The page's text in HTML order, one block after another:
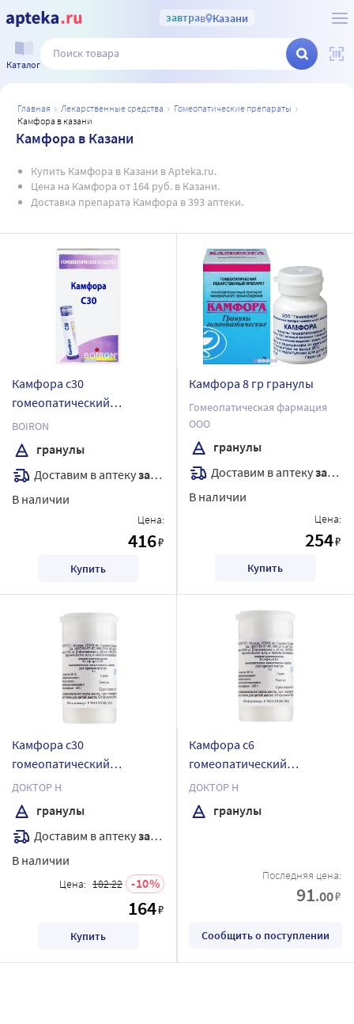
завтрав Казани
Каталог
главная лекарственные средства
гомеопатические препараты
камфора в казани
Камфора в Казани
Купить Камфора в Казани в Apteka.ru.
Цена на Камфора от 164 руб. в Казани.
Доставка препарата Камфора в 393 аптеки.
Камфора с30
гомеопатический
монокомпонентный
препарат минерально-
химического
происхождения 4 гр
гранулы гомеопатические
BOIRON
гранулы
Доставим в аптекузавтра
В наличии
Цена:
416₽
Купить
Камфора 8 гр гранулы
Гомеопатическая фармация
ООО
гранулы
Доставим в аптекузавтра
В наличии
Цена:
254₽
Купить
Камфора с30
гомеопатический
монокомпонентный
препарат природного
происхождения 5 гр
гранулы гомеопатические
ДОКТОР Н
гранулы
Доставим в аптекузавтра
В наличии
Цена: 182.22 10
164₽
Купить
Камфора с6
гомеопатический
монокомпонентный
препарат природного
происхождения 5 гр
ДОКТОР Н
гранулы
Последняя цена:
91.00₽
Сообщить о поступлении